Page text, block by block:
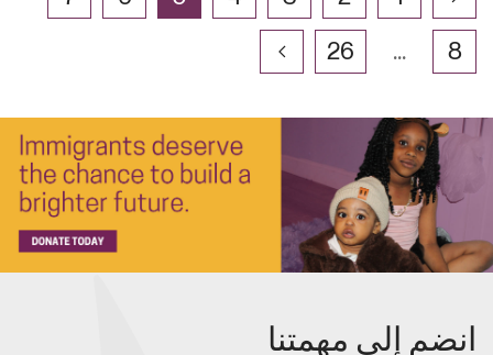
8
...
26
انضم إلى مهمتنا